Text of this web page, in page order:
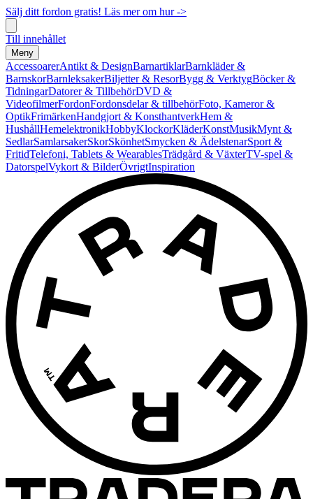
Sälj ditt fordon gratis! Läs mer om hur ->
Till innehållet
Meny
AccessoarerAntikt & DesignBarnartiklarBarnkläder &
BarnskorBarnleksakerBiljetter & ResorBygg & VerktygBöcker &
TidningarDatorer & TillbehörDVD &
VideofilmerFordonFordonsdelar & tillbehörFoto, Kameror &
OptikFrimärkenHandgjort & KonsthantverkHem &
HushållHemelektronikHobbyKlockorKläderKonstMusikMynt &
SedlarSamlarsakerSkorSkönhetSmycken & ÄdelstenarSport &
FritidTelefoni, Tablets & WearablesTrädgård & VäxterTV-spel &
DatorspelVykort & BilderÖvrigtInspiration